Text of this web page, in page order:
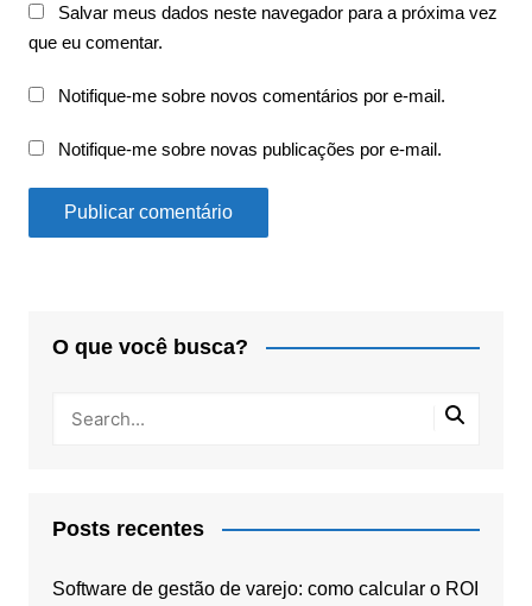
Salvar meus dados neste navegador para a próxima vez
que eu comentar.
Notifique-me sobre novos comentários por e-mail.
Notifique-me sobre novas publicações por e-mail.
O que você busca?
Posts recentes
Software de gestão de varejo: como calcular o ROI